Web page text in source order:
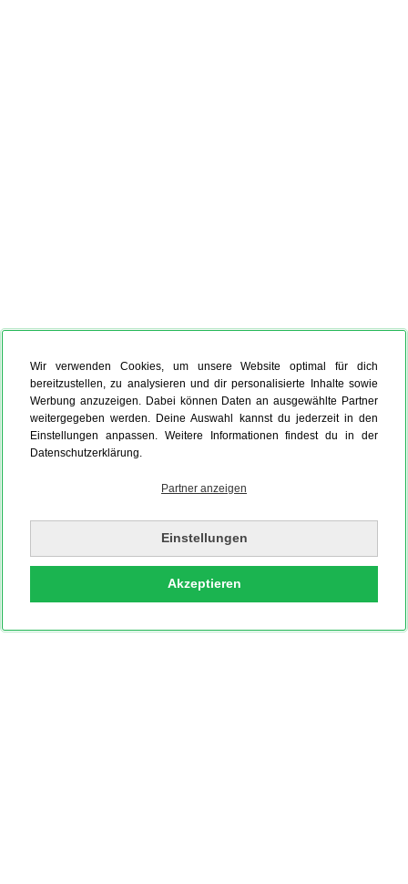
Wir verwenden Cookies, um unsere Website optimal für dich
bereitzustellen, zu analysieren und dir personalisierte Inhalte sowie
Werbung anzuzeigen. Dabei können Daten an ausgewählte Partner
weitergegeben werden. Deine Auswahl kannst du jederzeit in den
Einstellungen anpassen. Weitere Informationen findest du in der
Datenschutzerklärung.
Partner anzeigen
Einstellungen
Akzeptieren